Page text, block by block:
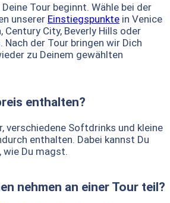
Tour beginnt. Wähle bei der
unserer Einstiegspunkte in Venice
Century City, Beverly Hills oder
der Tour bringen wir Dich
zu Deinem gewählten
enthalten?
verschiedene Softdrinks und kleine
enthalten. Dabei kannst Du
wie Du magst.
nehmen an einer Tour teil?